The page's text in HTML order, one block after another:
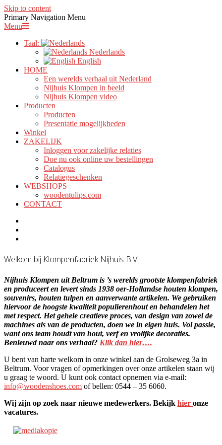
Skip to content
Primary Navigation Menu
Menu
Taal:
Nederlands
English
HOME
Een werelds verhaal uit Nederland
Nijhuis Klompen in beeld
Nijhuis Klompen video
Producten
Producten
Presentatie mogelijkheden
Winkel
ZAKELIJK
Inloggen voor zakelijke relaties
Doe nu ook online uw bestellingen
Catalogus
Relatiegeschenken
WEBSHOPS
woodentulips.com
CONTACT
Welkom bij Klompenfabriek Nijhuis B.V
Nijhuis Klompen uit Beltrum is ’s werelds grootste klompenfabriek
en produceert en levert sinds 1938 oer-Hollandse houten klompen,
souvenirs, houten tulpen en aanverwante artikelen. We gebruiken
hiervoor de hoogste kwaliteit populierenhout en behandelen het
met respect. Het gehele creatieve proces, van design van zowel de
machines als van de producten, doen we in eigen huis. Vol passie,
want ons team houdt van hout, verf en vrolijke decoraties.
Benieuwd naar ons verhaal? Klik dan hier….
U bent van harte welkom in onze winkel aan de Grolseweg 3a in
Beltrum. Voor vragen of opmerkingen over onze artikelen staan wij
u graag te woord. U kunt ook contact opnemen via e-mail:
info@woodenshoes.com of bellen: 0544 – 35 6060.
Wij zijn op zoek naar nieuwe medewerkers. Bekijk hier onze
vacatures.